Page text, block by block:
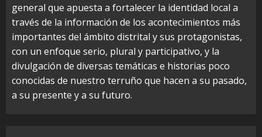
general que apuesta a fortalecer la identidad local a
través de la información de los acontecimientos más
importantes del ámbito distrital y sus protagonistas,
con un enfoque serio, plural y participativo, y la
divulgación de diversas temáticas e historias poco
conocidas de nuestro terruño que hacen a su pasado,
a su presente y a su futuro.